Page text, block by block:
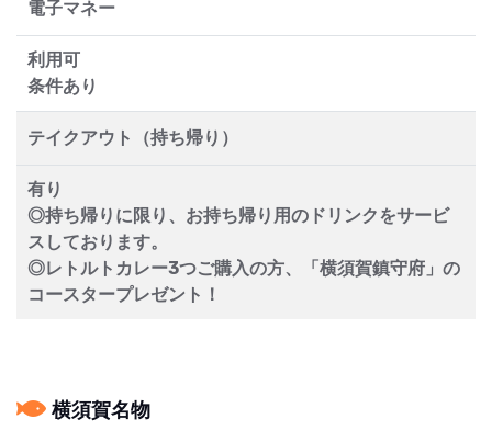
電子マネー
利用可
条件あり
テイクアウト（持ち帰り）
有り
◎持ち帰りに限り、お持ち帰り用のドリンクをサービ
スしております。
◎レトルトカレー3つご購入の方、「横須賀鎮守府」の
コースタープレゼント！
横須賀名物